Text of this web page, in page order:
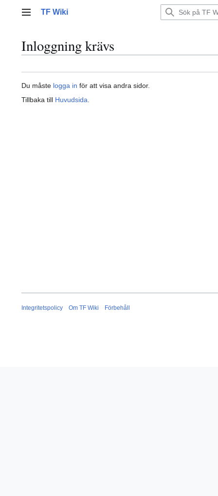
Huvudmeny
TF Wiki
Inloggning krävs
Du måste logga in för att visa andra sidor.
Tillbaka till Huvudsida
Integritetspolicy Om TF Wiki Förbehåll